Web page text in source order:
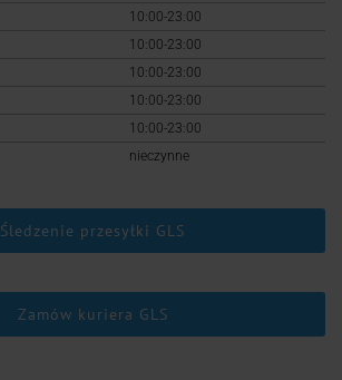
10:00-23:00
10:00-23:00
10:00-23:00
10:00-23:00
10:00-23:00
nieczynne
Śledzenie przesyłki GLS
Zamów kuriera GLS